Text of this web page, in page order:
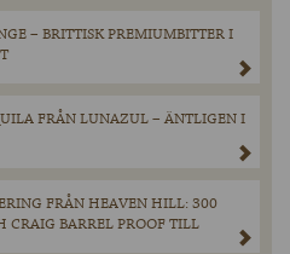
– BRITTISK PREMIUMBITTER I
FRÅN LUNAZUL – ÄNTLIGEN I
FRÅN HEAVEN HILL: 300
CRAIG BARREL PROOF TILL